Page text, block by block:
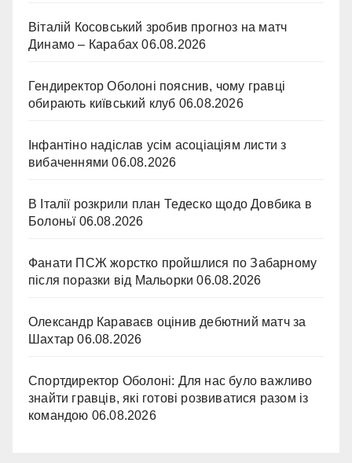
Віталій Косовський зробив прогноз на матч
Динамо – Карабах 06.08.2026
Гендиректор Оболоні пояснив, чому гравці
обирають київський клуб 06.08.2026
Інфантіно надіслав усім асоціаціям листи з
вибаченнями 06.08.2026
В Італії розкрили план Тедеско щодо Довбика в
Болоньї 06.08.2026
Фанати ПСЖ жорстко пройшлися по Забарному
після поразки від Мальорки 06.08.2026
Олександр Караваєв оцінив дебютний матч за
Шахтар 06.08.2026
Спортдиректор Оболоні: Для нас було важливо
знайти гравців, які готові розвиватися разом із
командою 06.08.2026